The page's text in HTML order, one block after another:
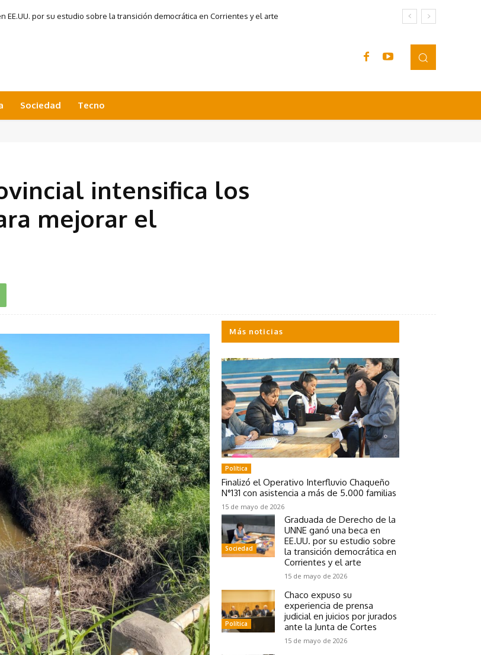
EE.UU. por su estudio sobre la transición democrática en Corrientes y el arte
Sociedad Tecno
intensifica los
mejorar el
Más noticias
Política
Finalizó el Operativo Interfluvio Chaqueño
N°131 con asistencia a más de 5.000 familias
15 de mayo de 2026
Sociedad
Graduada de Derecho de la
UNNE ganó una beca en
EE.UU. por su estudio sobre
la transición democrática en
Corrientes y el arte
15 de mayo de 2026
Política
Chaco expuso su
experiencia de prensa
judicial en juicios por jurados
ante la Junta de Cortes
15 de mayo de 2026